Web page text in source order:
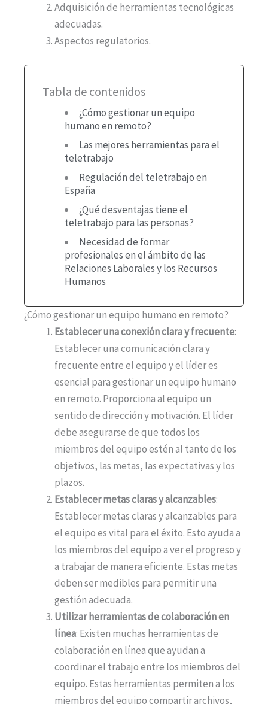
Adquisición de herramientas tecnológicas
adecuadas.
Aspectos regulatorios.
Tabla de contenidos
¿Cómo gestionar un equipo
humano en remoto?
Las mejores herramientas para el
teletrabajo
Regulación del teletrabajo en
España
¿Qué desventajas tiene el
teletrabajo para las personas?
Necesidad de formar
profesionales en el ámbito de las
Relaciones Laborales y los Recursos
Humanos
¿Cómo gestionar un equipo humano en remoto?
Establecer una conexión clara y frecuente:
Establecer una comunicación clara y
frecuente entre el equipo y el líder es
esencial para gestionar un equipo humano
en remoto. Proporciona al equipo un
sentido de dirección y motivación. El líder
debe asegurarse de que todos los
miembros del equipo estén al tanto de los
objetivos, las metas, las expectativas y los
plazos.
Establecer metas claras y alcanzables:
Establecer metas claras y alcanzables para
el equipo es vital para el éxito. Esto ayuda a
los miembros del equipo a ver el progreso y
a trabajar de manera eficiente. Estas metas
deben ser medibles para permitir una
gestión adecuada.
Utilizar herramientas de colaboración en
línea: Existen muchas herramientas de
colaboración en línea que ayudan a
coordinar el trabajo entre los miembros del
equipo. Estas herramientas permiten a los
miembros del equipo compartir archivos,